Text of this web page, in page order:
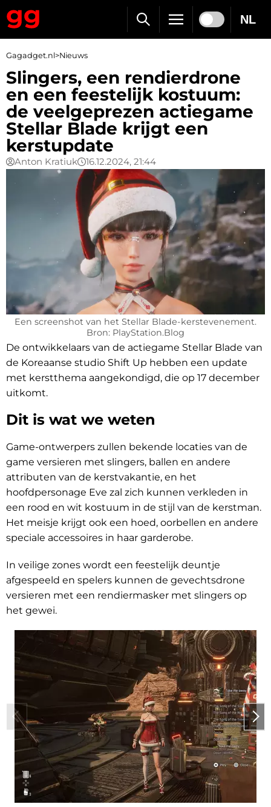
NL
Gagadget.nl>Nieuws
Slingers, een rendierdrone
en een feestelijk kostuum:
de veelgeprezen actiegame
Stellar Blade krijgt een
kerstupdate
Anton Kratiuk 16.12.2024, 21:44
Een screenshot van het Stellar Blade-kerstevenement.
Bron: PlayStation.Blog
De ontwikkelaars van de actiegame Stellar Blade van
de Koreaanse studio Shift Up hebben een update
met kerstthema aangekondigd, die op 17 december
uitkomt.
Dit is wat we weten
Game-ontwerpers zullen bekende locaties van de
game versieren met slingers, ballen en andere
attributen van de kerstvakantie, en het
hoofdpersonage Eve zal zich kunnen verkleden in
een rood en wit kostuum in de stijl van de kerstman.
Het meisje krijgt ook een hoed, oorbellen en andere
speciale accessoires in haar garderobe.
In veilige zones wordt een feestelijk deuntje
afgespeeld en spelers kunnen de gevechtsdrone
versieren met een rendiermasker met slingers op
het gewei.